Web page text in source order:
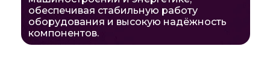
обеспечивая стабильную работу
оборудования и высокую надёжность
компонентов.